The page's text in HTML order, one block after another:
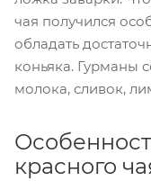
чая получился
обладать
коньяка. Гурманы
молока, сливок,
красного